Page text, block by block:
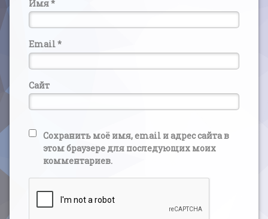
Имя*
Email*
Сайт
Сохранить моё имя, email и адрес сайта в
этом браузере для последующих моих
комментариев.